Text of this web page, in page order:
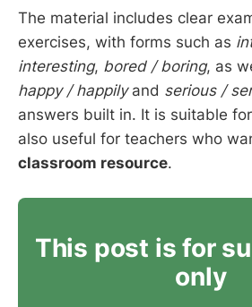
The material includes clear
exercises, with forms such as
interesting, bored / boring, as
happy / happilyand serious /
answers built in. It is suitable for
also useful for teachers who
classroom resource.
This post is for
only